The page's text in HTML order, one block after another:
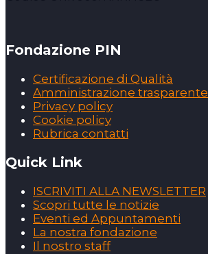
Fondazione PIN
Certificazione di Qualità
Amministrazione trasparente
Privacy policy
Cookie policy
Rubrica contatti
Quick Link
ISCRIVITI ALLA NEWSLETTER
Scopri tutte le notizie
Eventi ed Appuntamenti
La nostra fondazione
Il nostro staff